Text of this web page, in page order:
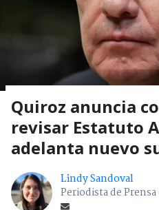
Quiroz anuncia
revisar Estatuto
adelanta nuevo
Lindy Sandoval
Periodista de